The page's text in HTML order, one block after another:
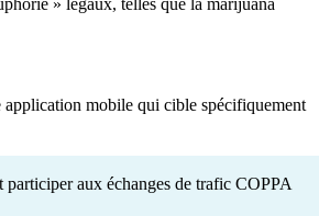
» légaux, telles que la marijuana
mobile qui cible spécifiquement
aux échanges de trafic COPPA